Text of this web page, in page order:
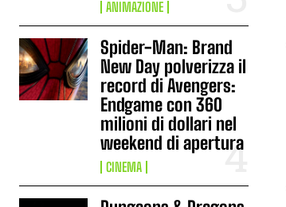
ANIMAZIONE
Spider-Man: Brand
New Day polverizza il
record di Avengers:
Endgame con 360
milioni di dollari nel
weekend di apertura
CINEMA